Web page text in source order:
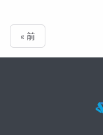
« 前